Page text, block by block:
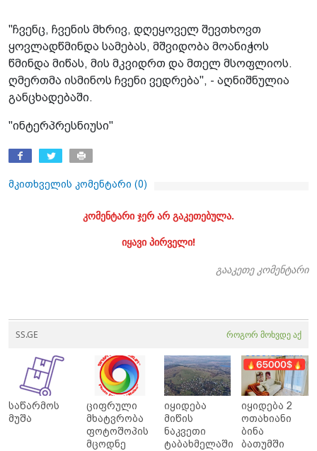
"ჩვენც, ჩვენის მხრივ, დღეყოველ შევთხოვთ
ყოვლადწმინდა სამებას, მშვიდობა მოანიჭოს
წმინდა მიწას, მის მკვიდრთ და მთელ მსოფლიოს.
ღმერთმა ისმინოს ჩვენი ვედრება", - აღნიშნულია
განცხადებაში.
"ინტერპრესნიუსი"
მკითხველის კომენტარი (0)
კომენტარი ჯერ არ გაკეთებულა.
იყავი პირველი!
გააკეთე კომენტარი
SS.GE როგორ მოხვდე აქ
საწარმოს
მუშა
ციფრული
მხატვრობა
ფოტოშოპის
მცოდნე
იყიდება
მიწის
ნაკვეთი
ტაბახმელაში
იყიდება 2
ოთახიანი
ბინა
ბათუმში